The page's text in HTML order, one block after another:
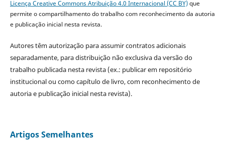
Licença Creative Commons Atribuição 4.0 Internacional (CC BY)que
permite o compartilhamento do trabalho com reconhecimento da autoria
e publicação inicial nesta revista.
Autores têm autorização para assumir contratos adicionais
separadamente, para distribuição não exclusiva da versão do
trabalho publicada nesta revista (ex.: publicar em repositório
institucional ou como capítulo de livro, com reconhecimento de
autoria e publicação inicial nesta revista).
Artigos Semelhantes